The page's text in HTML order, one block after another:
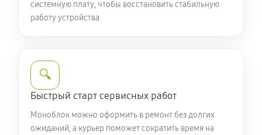
системную плату, чтобы восстановить стабильную
работу устройства
🔍
Быстрый старт сервисных работ
Моноблок можно оформить в ремонт без долгих
ожиданий, а курьер поможет сократить время на